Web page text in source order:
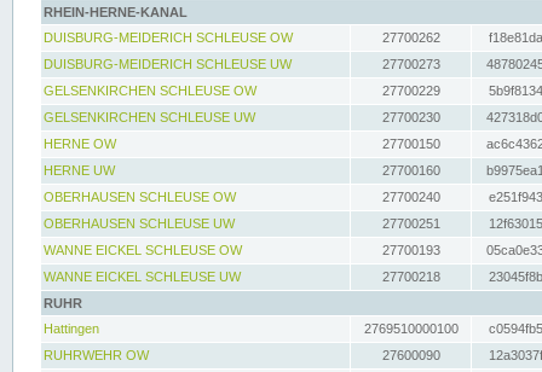
RHEIN-HERNE-KANAL
DUISBURG-MEIDERICH SCHLEUSE OW
27700262
DUISBURG-MEIDERICH SCHLEUSE UW
27700273
GELSENKIRCHEN SCHLEUSE OW
27700229
GELSENKIRCHEN SCHLEUSE UW
27700230
HERNE OW
27700150
HERNE UW
27700160
OBERHAUSEN SCHLEUSE OW
27700240
OBERHAUSEN SCHLEUSE UW
27700251
WANNE EICKEL SCHLEUSE OW
27700193
WANNE EICKEL SCHLEUSE UW
27700218
RUHR
Hattingen
2769510000100
RUHRWEHR OW
27600090